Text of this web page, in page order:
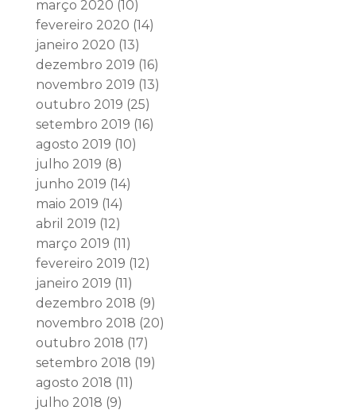
março 2020 (10)
fevereiro 2020 (14)
janeiro 2020 (13)
dezembro 2019 (16)
novembro 2019 (13)
outubro 2019 (25)
setembro 2019 (16)
agosto 2019 (10)
julho 2019 (8)
junho 2019 (14)
maio 2019 (14)
abril 2019 (12)
março 2019 (11)
fevereiro 2019 (12)
janeiro 2019 (11)
dezembro 2018 (9)
novembro 2018 (20)
outubro 2018 (17)
setembro 2018 (19)
agosto 2018 (11)
julho 2018 (9)